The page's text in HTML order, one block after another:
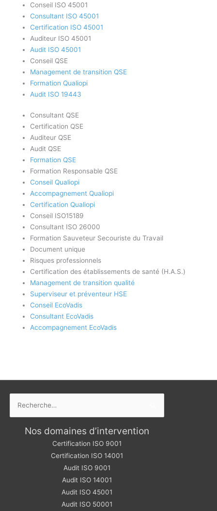
Conseil ISO 45001
Consultant ISO 45001
Certification ISO 45001
Auditeur ISO 45001
Audit ISO 45001
Conseil QSE
Management de transition QSE
Formation Qualiopi
Audit ISO 19443
Consultant QSE
Certification QSE
Auditeur QSE
Audit QSE
Formation QSE
Formation Responsable QSE
Conseil Qualiopi
Accompagnement Qualiopi
Certification Qualiopi
Conseil ISO15189
Consultant ISO 26000
Formation Sauveteur Secouriste du Travail
Document unique
Risques professionnels
Certification des établissements de santé (H.A.S.)
Management de transition qualité
Superviseur et préventeur HSE
Conseil EcoVadis
Consultant EcoVadis
Accompagnement EcoVadis
Nos domaines d’intervention
Certification ISO 9001
Certification ISO 14001
Audit ISO 9001
Audit ISO 14001
Audit ISO 45001
Audit ISO 50001